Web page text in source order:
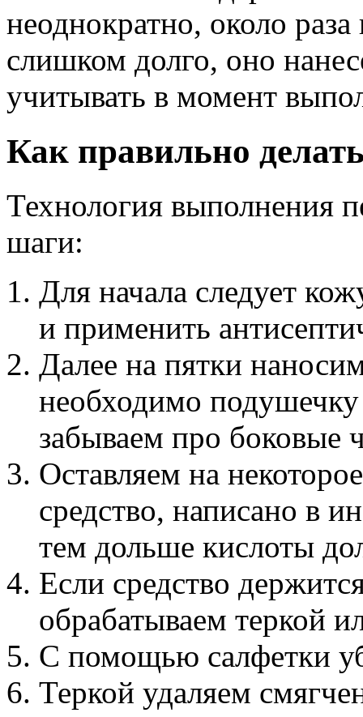
неоднократно, около
слишком долго, оно
учитывать в момент
Как правильно
Технология выполнения
шаги:
Для начала следует
и применить
Далее на пятки
необходимо
забываем про боковые
Оставляем на
средство, написано в
тем дольше кислоты
Если средство
обрабатываем теркой
С помощью салфетки
Теркой удаляем